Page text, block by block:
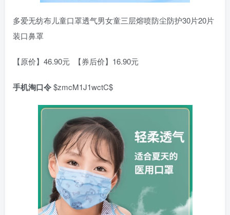
多爱无纺布儿童口罩透气男女童三层熔喷防尘防护30片20片
装口鼻罩
【原价】46.90元 【券后价】16.90元
手机淘口令$zmcM1J1wctC$